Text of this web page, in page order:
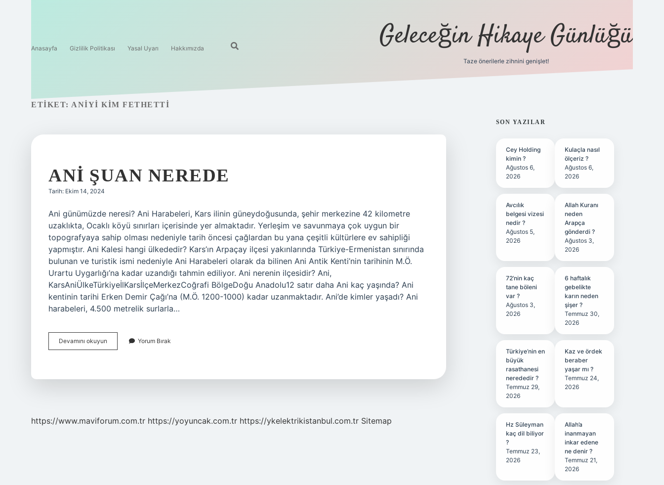
Anasayfa Gizlilik Politikası Yasal Uyarı Hakkımızda Geleceğin Hikaye Günlüğü
Taze önerilerle zihnini genişlet!
ETIKET: ANIYI KIM FETHETTI
ANI ŞUAN NEREDE
Tarih: Ekim 14, 2024
Ani günümüzde neresi? Ani Harabeleri, Kars ilinin güneydoğusunda, şehir merkezine 42 kilometre
uzaklıkta, Ocaklı köyü sınırları içerisinde yer almaktadır. Yerleşim ve savunmaya çok uygun bir
topografyaya sahip olması nedeniyle tarih öncesi çağlardan bu yana çeşitli kültürlere ev sahipliği
yapmıştır. Ani Kalesi hangi ülkededir? Kars’ın Arpaçay ilçesi yakınlarında Türkiye-Ermenistan sınırında
bulunan ve turistik ismi nedeniyle Ani Harabeleri olarak da bilinen Ani Antik Kenti’nin tarihinin M.Ö.
Urartu Uygarlığı’na kadar uzandığı tahmin ediliyor. Ani nerenin ilçesidir? Ani,
KarsAniÜlkeTürkiyeİlKarsİlçeMerkezCoğrafi BölgeDoğu Anadolu12 satır daha Ani kaç yaşında? Ani
kentinin tarihi Erken Demir Çağı’na (M.Ö. 1200-1000) kadar uzanmaktadır. Ani’de kimler yaşadı? Ani
harabeleri, 4.500 metrelik surlarla…
Devamını okuyun
Şuan
Yorum Bırak
https://www.maviforum.com.tr https://yoyuncak.com.tr https://ykelektrikistanbul.com.tr Sitemap
SIDEBAR
SON YAZILAR
Cey Holding
kimin ?
Ağustos 6,
2026
Kulaçla nasıl
ölçeriz ?
Ağustos 6,
2026
Avcılık
belgesi vizesi
nedir ?
Ağustos 5,
2026
Allah Kuranı
neden
Arapça
gönderdi ?
Ağustos 3,
2026
72’nin kaç
tane böleni
var ?
Ağustos 3,
2026
6 haftalık
gebelikte
karın neden
şişer ?
Temmuz 30,
2026
Türkiye’nin en
büyük
rasathanesi
nerededir ?
Temmuz 29,
2026
Kaz ve ördek
beraber
yaşar mı ?
Temmuz 24,
2026
Hz Süleyman
kaç dil biliyor
?
Temmuz 23,
2026
Allah’a
inanmayan
inkar edene
ne denir ?
Temmuz 21,
2026